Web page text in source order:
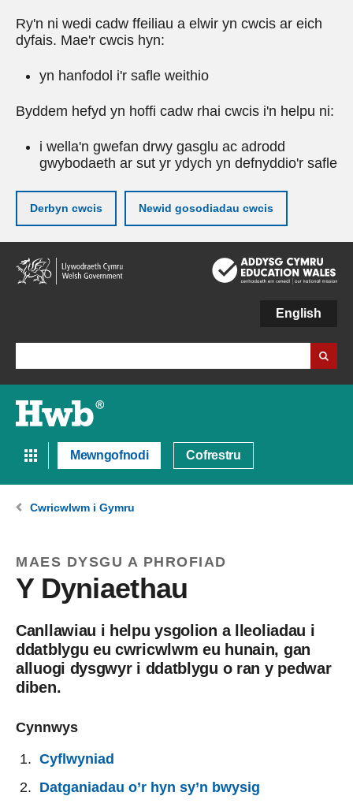
Ry'n ni wedi cadw ffeiliau a elwir yn cwcis ar eich
dyfais. Mae'r cwcis hyn:
yn hanfodol i'r safle weithio
Byddem hefyd yn hoffi cadw rhai cwcis i'n helpu ni:
i wella'n gwefan drwy gasglu ac adrodd
gwybodaeth ar sut yr ydych yn defnyddio'r safle
Derbyn cwcis Newid gosodiadau cwcis
Neidio
i'r
prif
English
Mewngofnodi Cofrestru
Cwricwlwm i Gymru
MAES DYSGU A PHROFIAD
Y Dyniaethau
Canllawiau i helpu ysgolion a lleoliadau i
ddatblygu eu cwricwlwm eu hunain, gan
alluogi dysgwyr i ddatblygu o ran y pedwar
diben.
Cynnwys
Cyflwyniad
Datganiadau o’r hyn sy’n bwysig